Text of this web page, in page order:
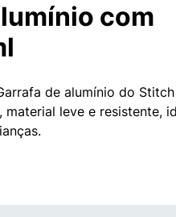
com
de alumínio do
leve e resistente,